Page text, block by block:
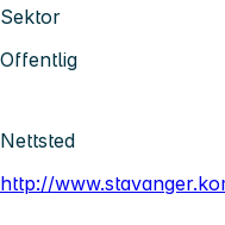
Sektor
Offentlig
Nettsted
http://